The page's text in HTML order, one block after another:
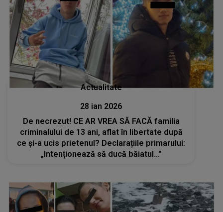
Actualitate
28 ian 2026
De necrezut! CE AR VREA SĂ FACĂ familia
criminalului de 13 ani, aflat în libertate după
ce și-a ucis prietenul? Declarațiile primarului:
„Intenționează să ducă băiatul...”